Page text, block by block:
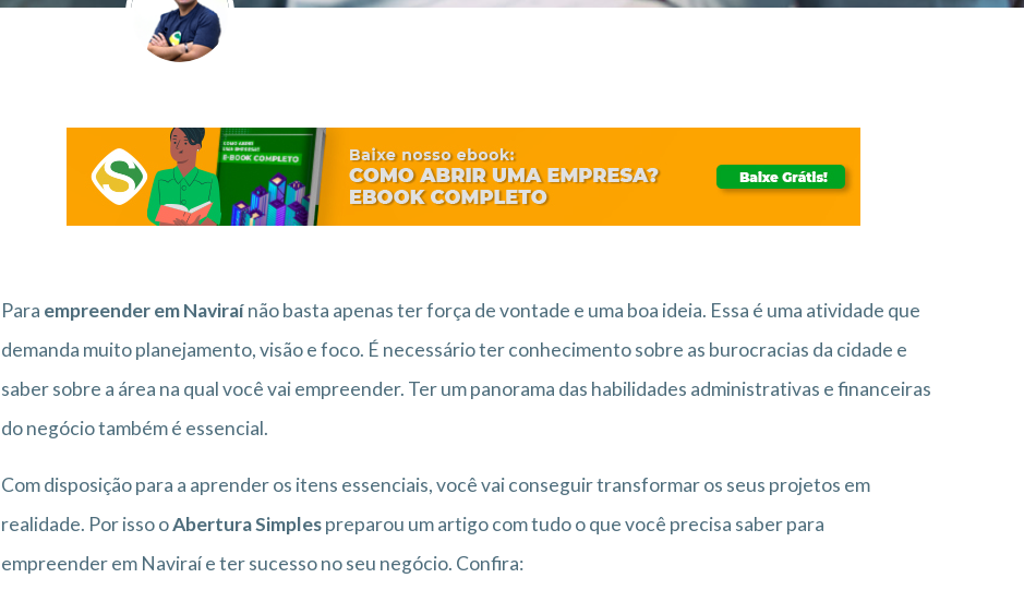
Para empreender em Naviraínão basta apenas ter força de vontade e uma boa ideia. Essa é uma atividade que
demanda muito planejamento, visão e foco. É necessário ter conhecimento sobre as burocracias da cidade e
saber sobre a área na qual você vai empreender. Ter um panorama das habilidades administrativas e financeiras
do negócio também é essencial.
Com disposição para a aprender os itens essenciais, você vai conseguir transformar os seus projetos em
realidade. Por isso oAbertura Simplespreparou um artigo com tudo o que você precisa saber para
empreender em Naviraí e ter sucesso no seu negócio. Confira: